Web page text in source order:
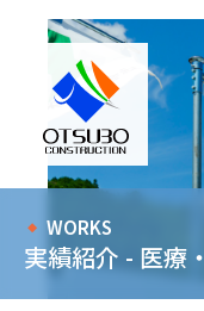
WORKS
実績紹介 - 医療